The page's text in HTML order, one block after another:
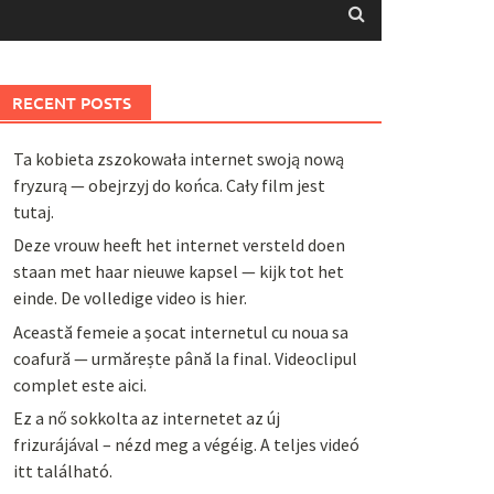
RECENT POSTS
Ta kobieta zszokowała internet swoją nową
fryzurą — obejrzyj do końca. Cały film jest
tutaj.
Deze vrouw heeft het internet versteld doen
staan met haar nieuwe kapsel — kijk tot het
einde. De volledige video is hier.
Această femeie a șocat internetul cu noua sa
coafură — urmărește până la final. Videoclipul
complet este aici.
Ez a nő sokkolta az internetet az új
frizurájával – nézd meg a végéig. A teljes videó
itt található.